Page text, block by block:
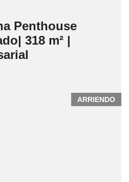
Penthouse
318 m² |
ARRIENDO